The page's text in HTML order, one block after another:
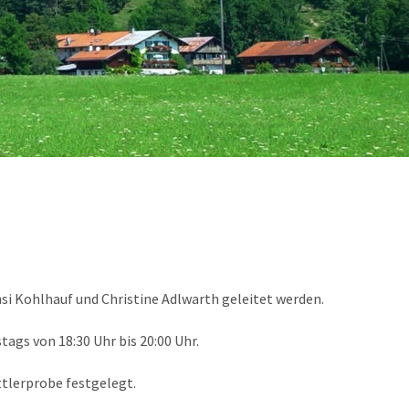
Kohlhauf und Christine Adlwarth geleitet werden.
von 18:30 Uhr bis 20:00 Uhr.
festgelegt.